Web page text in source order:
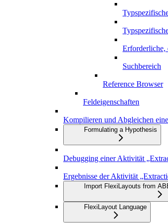
Erforderliche,
Suchbereich
Reference Browser
Feldeigenschaften
Kompilieren und Abgleichen
Formulating a Hypothesis
Debugging einer Aktivität
Ergebnisse der Aktivität
Import FlexiLayouts from
FlexiLayout Language